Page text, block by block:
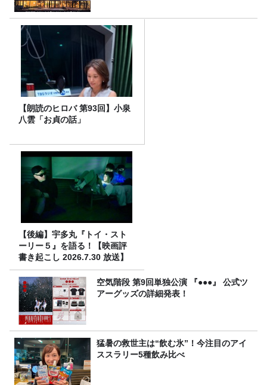
【朗読のヒロバ 第93回】小泉
八雲「お貞の話」
【後編】宇多丸『トイ・スト
ーリー５』を語る！【映画評
書き起こし 2026.7.30 放送】
空気階段 第9回単独公演 『●●●』 公式ツ
アーグッズの詳細発表！
猛暑の救世主は“飲む氷”！今注目のアイ
ススラリー5種飲み比べ